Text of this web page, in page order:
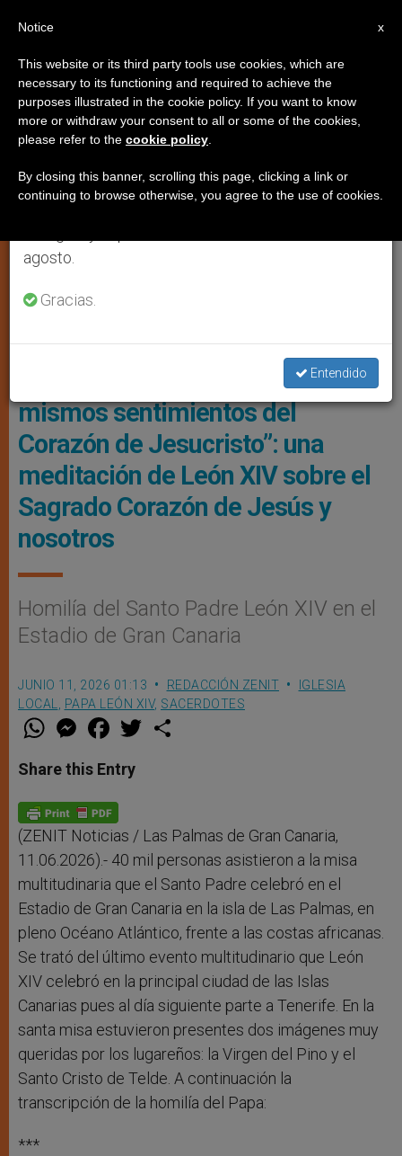
IGLESIA LOCAL,PAPA LEÓN XIV, SACERDOTES
Se Trató Del Último Evento Multitudinario Que León XIV Celebró En La
[Papa en España: día 6] “Con los
mismos sentimientos del
Corazón de Jesucristo”: una
meditación de León XIV sobre el
Sagrado Corazón de Jesús y
nosotros
Homilía del Santo Padre León XIV en el
Estadio de Gran Canaria
JUNIO 11, 2026 01:13 REDACCIÓN ZENIT
IGLESIA
LOCAL
PAPA LEÓN XIV, SACERDOTES
W
t
s
p
p
M
e
s
e
g
e
r
F
a
e
b
o
k
w
Share this Entry
(ZENIT Noticias / Las Palmas de Gran Canaria,
11.06.2026).- 40 mil personas asistieron a la misa
multitudinaria que el Santo Padre celebró en el
Estadio de Gran Canaria en la isla de Las Palmas, en
pleno Océano Atlántico, frente a las costas africanas.
Se trató del último evento multitudinario que León
XIV celebró en la principal ciudad de las Islas
Canarias pues al día siguiente parte a Tenerife. En la
santa misa estuvieron presentes dos imágenes muy
queridas por los lugareños: la Virgen del Pino y el
Santo Cristo de Telde. A continuación la
transcripción de la homilía del Papa:
***
×
Aviso importante
Del 27 de julio al 7 de agosto haremos la pausa
anual, aprovechando que en el periodo de verano
se generan menos informaciones y también el
agosto.
Gracias.
Entendido
x
Notice
This website or its third party tools use cookies, which are
necessary to its functioning and required to achieve the
purposes illustrated in the cookie policy. If you want to know
more or withdraw your consent to all or some of the cookies,
please refer to the cookie policy
By closing this banner, scrolling this page, clicking a link or
continuing to browse otherwise, you agree to the use of cookies.